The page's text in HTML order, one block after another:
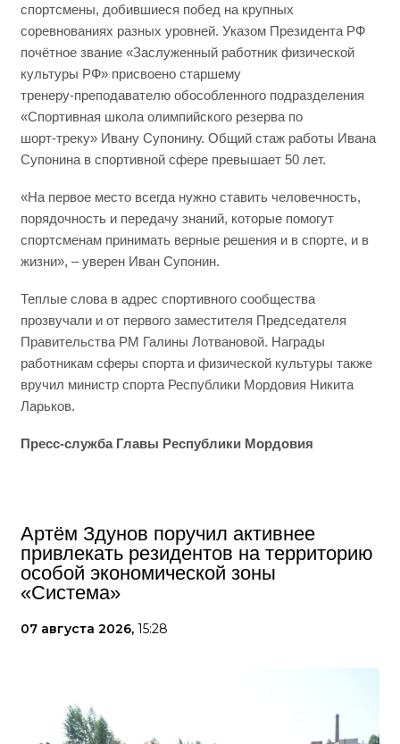
спортсмены, добившиеся побед на крупных
соревнованиях разных уровней. Указом Президента РФ
почётное звание «Заслуженный работник физической
культуры РФ» присвоено старшему
тренеру‑преподавателю обособленного подразделения
«Спортивная школа олимпийского резерва по
шорт‑треку» Ивану Супонину. Общий стаж работы Ивана
Супонина в спортивной сфере превышает 50 лет.
«На первое место всегда нужно ставить человечность,
порядочность и передачу знаний, которые помогут
спортсменам принимать верные решения и в спорте, и в
жизни», – уверен Иван Супонин.
Теплые слова в адрес спортивного сообщества
прозвучали и от первого заместителя Председателя
Правительства РМ Галины Лотвановой. Награды
работникам сферы спорта и физической культуры также
вручил министр спорта Республики Мордовия Никита
Ларьков.
Пресс-служба Главы Республики Мордовия
Артём Здунов поручил активнее
привлекать резидентов на территорию
особой экономической зоны
«Система»
07 августа 2026, 15:28